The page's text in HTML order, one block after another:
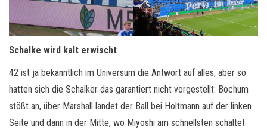
Schalke wird kalt erwischt
42 ist ja bekanntlich im Universum die Antwort auf alles, aber so
hatten sich die Schalker das garantiert nicht vorgestellt: Bochum
stößt an, über Marshall landet der Ball bei Holtmann auf der linken
Seite und dann in der Mitte, wo Miyoshi am schnellsten schaltet